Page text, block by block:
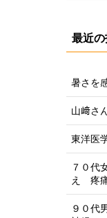
最近
暑さを
山﨑さ
東洋医
７０
え 疼
９０